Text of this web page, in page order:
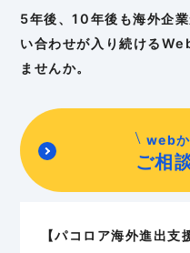
5年後、10年後も海外企
い合わせが入り続ける
ませんか。
web
ご相
【パコロア海外進出支